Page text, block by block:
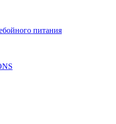
питания